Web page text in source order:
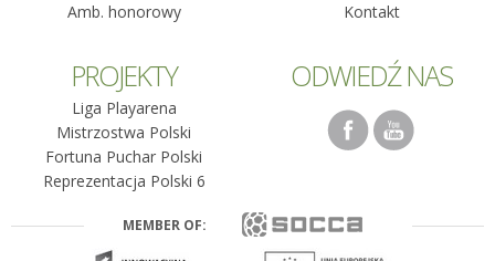
Amb. honorowy
Kontakt
PROJEKTY
Liga Playarena
Mistrzostwa Polski
Fortuna Puchar Polski
Reprezentacja Polski 6
ODWIEDŹ NAS
MEMBER OF: